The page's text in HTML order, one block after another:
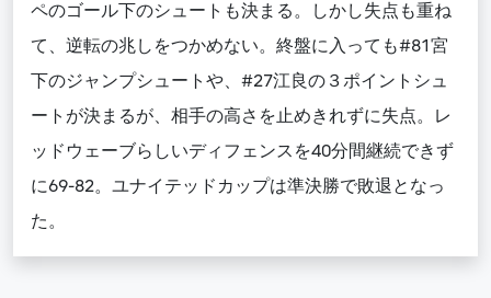
ペのゴール下のシュートも決まる。しかし失点も重ね
て、逆転の兆しをつかめない。終盤に入っても#81宮
下のジャンプシュートや、#27江良の３ポイントシュ
ートが決まるが、相手の高さを止めきれずに失点。レ
ッドウェーブらしいディフェンスを40分間継続できず
に69-82。ユナイテッドカップは準決勝で敗退となっ
た。